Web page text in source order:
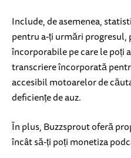
Include, de asemenea,
pentru a-ți urmări progresul,
încorporabile pe care le poți
transcriere încorporată
accesibil motoarelor de
deficiențe de auz.
În plus, Buzzsprout oferă
încât să-ți poți monetiza